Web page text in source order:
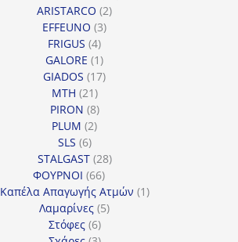
ARISTARCO 22
EFFEUNO 33
FRIGUS 44
προϊόντα
GALORE 11
προϊόν
GIADOS 1717
MTH 2121
προϊόντα
PIRON 88
προϊόντα
PLUM 22
SLS 66
προϊόντα
STALGAST 2828
ΦΟΥΡΝΟΙ 6666
προϊόντα
Καπέλα Απαγωγής Ατμών 11
Λαμαρίνες 55
Στόφες 66